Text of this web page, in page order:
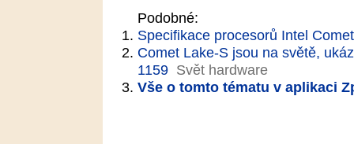
Podobné:
Specifikace procesorů Intel
Comet Lake-S jsou na světě,
1159 Svět hardware
Vše o tomto tématu v aplikaci